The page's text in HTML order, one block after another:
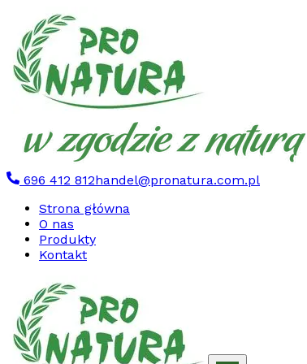
696 412 812handel@pronatura.com.pl
Strona główna
O nas
Produkty
Kontakt